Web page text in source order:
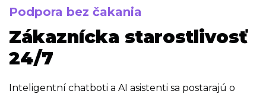
Podpora bez čakania
Zákaznícka starostlivosť
24/7
Inteligentní chatboti a AI asistenti sa postarajú o